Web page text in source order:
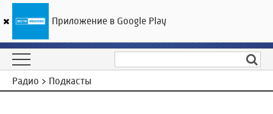
ГТРК «Ивтелерадио»
Радио > Подкасты
Приложение в Google Play